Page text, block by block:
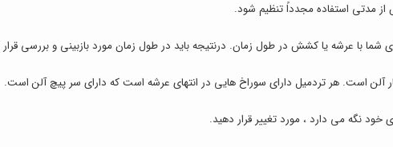
مدتی استفاده مجدداً تنظیم شود.
با عرشه یا کشش در طول زمان. درنتیجه باید در طول زمان مورد بازبینی و بررسی قرار
آلن است. هر تردمیل دارای سوراخ هایی در انتهای عرشه است که دارای سر پیچ آلن است.
خود نگه می دارد ، مورد تغییر قرار دهید.